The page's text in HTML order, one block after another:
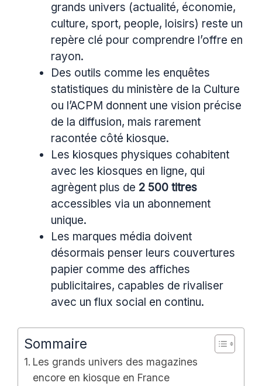
grands univers (actualité, économie,
culture, sport, people, loisirs) reste un
repère clé pour comprendre l’offre en
rayon.
Des outils comme les enquêtes
statistiques du ministère de la Culture
ou l’ACPM donnent une vision précise
de la diffusion, mais rarement
racontée côté kiosque.
Les kiosques physiques cohabitent
avec les kiosques en ligne, qui
agrègent plus de 2 500 titres
accessibles via un abonnement
unique.
Les marques média doivent
désormais penser leurs couvertures
papier comme des affiches
publicitaires, capables de rivaliser
avec un flux social en continu.
Sommaire
Les grands univers des magazines
encore en kiosque en France